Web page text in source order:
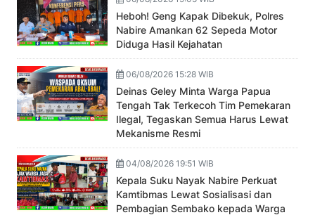
Heboh! Geng Kapak Dibekuk, Polres
Nabire Amankan 62 Sepeda Motor
Diduga Hasil Kejahatan
06/08/2026 15:28 WIB
Deinas Geley Minta Warga Papua
Tengah Tak Terkecoh Tim Pemekaran
Ilegal, Tegaskan Semua Harus Lewat
Mekanisme Resmi
04/08/2026 19:51 WIB
Kepala Suku Nayak Nabire Perkuat
Kamtibmas Lewat Sosialisasi dan
Pembagian Sembako kepada Warga